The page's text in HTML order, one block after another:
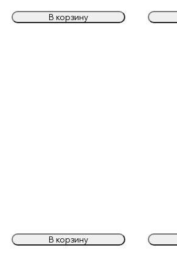
В корзину
В корзину